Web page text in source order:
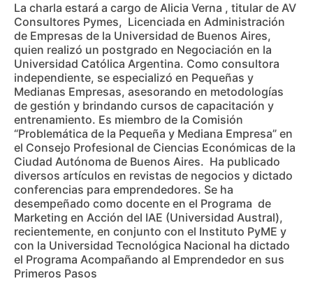
La charla estará a cargo de Alicia Verna , titular de AV
Consultores Pymes, Licenciada en Administración
de Empresas de la Universidad de Buenos Aires,
quien realizó un postgrado en Negociación en la
Universidad Católica Argentina. Como consultora
independiente, se especializó en Pequeñas y
Medianas Empresas, asesorando en metodologías
de gestión y brindando cursos de capacitación y
entrenamiento. Es miembro de la Comisión
“Problemática de la Pequeña y Mediana Empresa” en
el Consejo Profesional de Ciencias Económicas de la
Ciudad Autónoma de Buenos Aires. Ha publicado
diversos artículos en revistas de negocios y dictado
conferencias para emprendedores. Se ha
desempeñado como docente en el Programa de
Marketing en Acción del IAE (Universidad Austral),
recientemente, en conjunto con el Instituto PyME y
con la Universidad Tecnológica Nacional ha dictado
el Programa Acompañando al Emprendedor en sus
Primeros Pasos